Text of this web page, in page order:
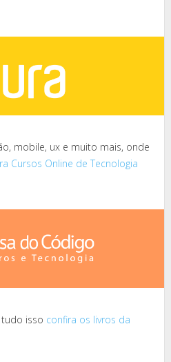
mobile, ux e muito mais, onde
Cursos Online de Tecnologia
isso confira os livros da